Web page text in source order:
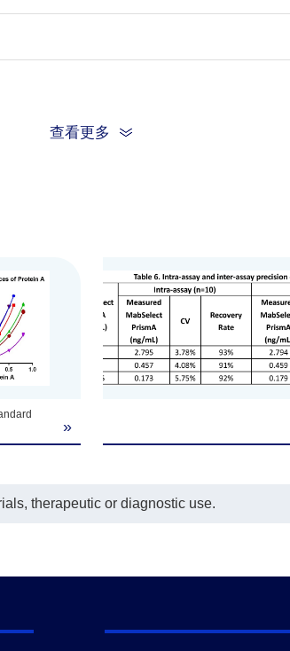
from the date of manufacture at 2°C to 8°C,
1 vial (0.1 mL)
1 bottle (12 mL)
1 bottle (12 mL)
查看更多
»
therapeutic or diagnostic use.